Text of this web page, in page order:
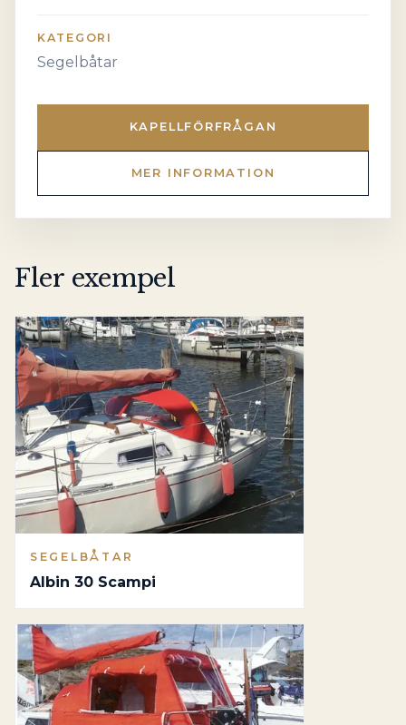
KATEGORI
Segelbåtar
KAPELLFÖRFRÅGAN
MER INFORMATION
Fler exempel
SEGELBÅTAR
Albin 30 Scampi